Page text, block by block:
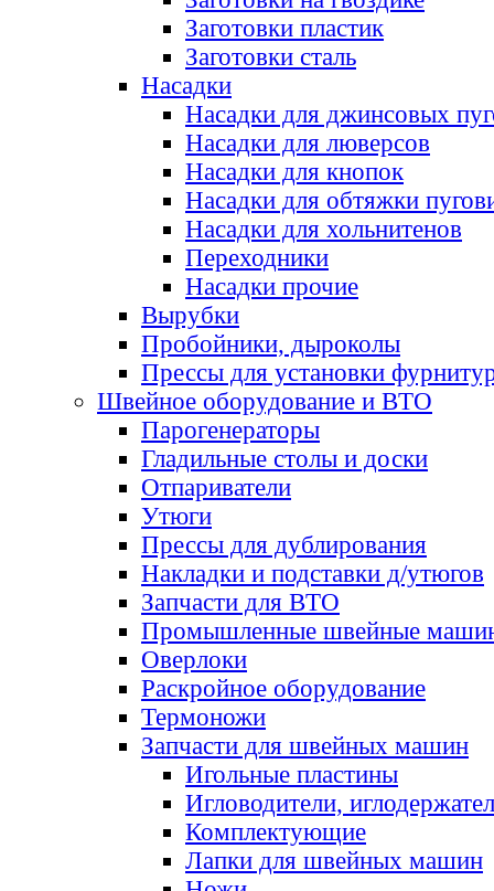
Заготовки пластик
Заготовки сталь
Насадки
Насадки для джинсовых
Насадки для люверсов
Насадки для кнопок
Насадки для обтяжки
Насадки для хольнитенов
Переходники
Насадки прочие
Вырубки
Пробойники, дыроколы
Прессы для установки
Швейное оборудование и ВТО
Парогенераторы
Гладильные столы и доски
Отпариватели
Утюги
Прессы для дублирования
Накладки и подставки д/утюгов
Запчасти для ВТО
Промышленные швейные
Оверлоки
Раскройное оборудование
Термоножи
Запчасти для швейных машин
Игольные пластины
Игловодители,
Комплектующие
Лапки для швейных машин